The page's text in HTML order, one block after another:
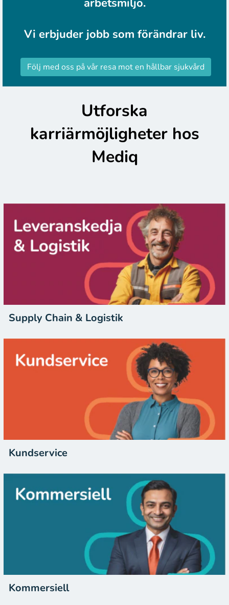
arbetsmiljö.
Vi erbjuder jobb som förändrar liv.
Följ med oss på vår resa mot en hållbar sjukvård
Utforska
karriärmöjligheter hos
Mediq
Supply Chain & Logistik
Kundservice
Kommersiell